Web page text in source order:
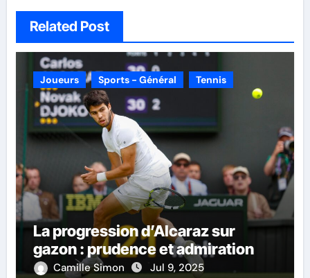
Related Post
Joueurs Sports - Général Tennis
La progression d’Alcaraz sur
gazon : prudence et admiration
Camille Simon Jul 9, 2025